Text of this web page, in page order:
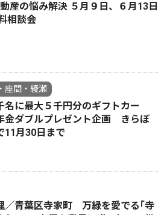
産の悩み解決 ５月９日、６月13日
相談会
座間・綾瀬
名に最大５千円分のギフトカー
ダブルプレゼント企画 きらぼ
11月30日まで
／青葉区寺家町 万緑を愛でる｢寺